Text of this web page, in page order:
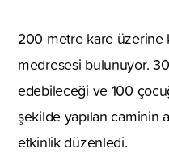
200 metre kare üzerine
medresesi bulunuyor.
edebileceği ve 100
şekilde yapılan caminin
etkinlik düzenledi.